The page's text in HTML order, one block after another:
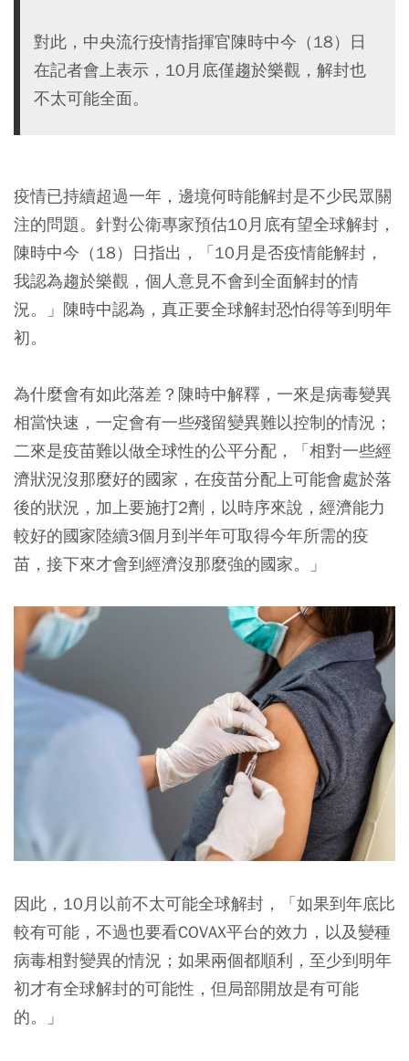
對此，中央流行疫情指揮官陳時中今（18）日
在記者會上表示，10月底僅趨於樂觀，解封也
不太可能全面。
疫情已持續超過一年，邊境何時能解封是不少民眾關
注的問題。針對公衛專家預估10月底有望全球解封，
陳時中今（18）日指出，「10月是否疫情能解封，
我認為趨於樂觀，個人意見不會到全面解封的情
況。」陳時中認為，真正要全球解封恐怕得等到明年
初。
為什麼會有如此落差？陳時中解釋，一來是病毒變異
相當快速，一定會有一些殘留變異難以控制的情況；
二來是疫苗難以做全球性的公平分配，「相對一些經
濟狀況沒那麼好的國家，在疫苗分配上可能會處於落
後的狀況，加上要施打2劑，以時序來說，經濟能力
較好的國家陸續3個月到半年可取得今年所需的疫
苗，接下來才會到經濟沒那麼強的國家。」
因此，10月以前不太可能全球解封，「如果到年底比
較有可能，不過也要看COVAX平台的效力，以及變種
病毒相對變異的情況；如果兩個都順利，至少到明年
初才有全球解封的可能性，但局部開放是有可能
的。」